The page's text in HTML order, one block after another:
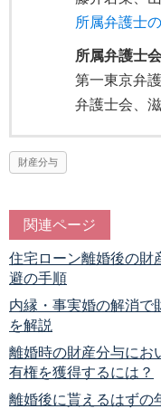
所属弁護士
所属弁護士会
第一東京弁
弁護士会、
財産分与
関連ページ
住宅ローン離婚後の財
避の手順
内縁・事実婚の解消で
を解説
離婚時の財産分与にお
有権を獲得するには？
離婚後に貰えるはずの